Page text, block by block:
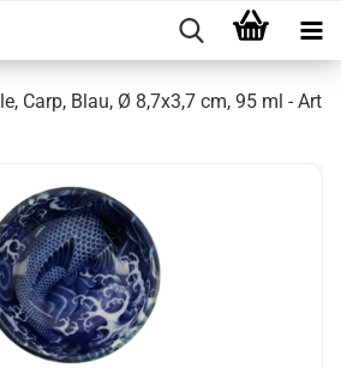
Carp, Blau, Ø 8,7x3,7 cm, 95 ml - Art